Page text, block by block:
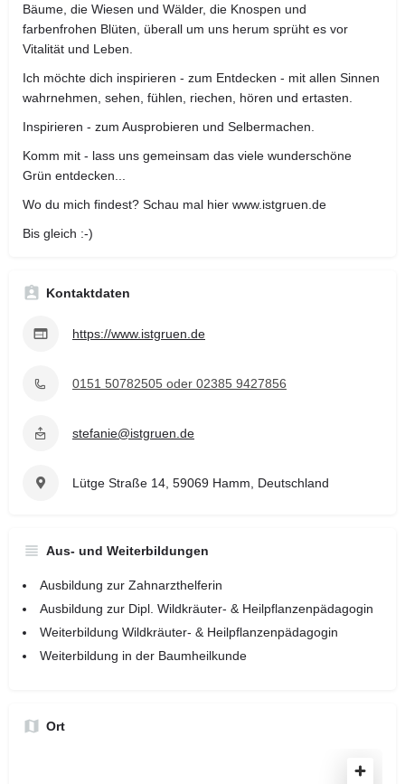
Bäume, die Wiesen und Wälder, die Knospen und
farbenfrohen Blüten, überall um uns herum sprüht es vor
Vitalität und Leben.
Ich möchte dich inspirieren - zum Entdecken - mit allen Sinnen
wahrnehmen, sehen, fühlen, riechen, hören und ertasten.
Inspirieren - zum Ausprobieren und Selbermachen.
Komm mit - lass uns gemeinsam das viele wunderschöne
Grün entdecken...
Wo du mich findest? Schau mal hier www.istgruen.de
Bis gleich :-)
Kontaktdaten
https://www.istgruen.de
0151 50782505 oder 02385 9427856
stefanie@istgruen.de
Lütge Straße 14, 59069 Hamm, Deutschland
Aus- und Weiterbildungen
Ausbildung zur Zahnarzthelferin
Ausbildung zur Dipl. Wildkräuter- & Heilpflanzenpädagogin
Weiterbildung Wildkräuter- & Heilpflanzenpädagogin
Weiterbildung in der Baumheilkunde
Ort